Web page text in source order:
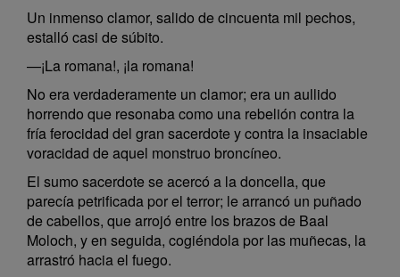
Un inmenso clamor, salido de cincuenta mil pechos,
estalló casi de súbito.
—¡La romana!, ¡la romana!
No era verdaderamente un clamor; era un aullido
horrendo que resonaba como una rebelión contra la
fría ferocidad del gran sacerdote y contra la insaciable
voracidad de aquel monstruo broncíneo.
El sumo sacerdote se acercó a la doncella, que
parecía petrificada por el terror; le arrancó un puñado
de cabellos, que arrojó entre los brazos de Baal
Moloch, y en seguida, cogiéndola por las muñecas, la
arrastró hacia el fuego.